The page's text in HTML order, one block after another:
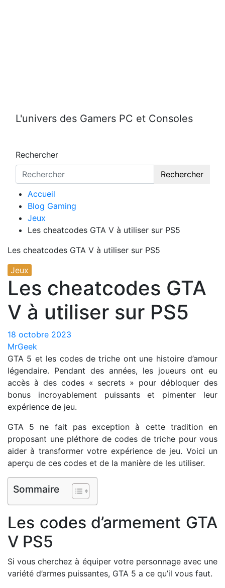
L'univers des Gamers PC et Consoles
Rechercher
Rechercher
Accueil
Blog Gaming
Jeux
Les cheatcodes GTA V à utiliser sur PS5
Les cheatcodes GTA V à utiliser sur PS5
Jeux
Les cheatcodes GTA
V à utiliser sur PS5
18 octobre 2023
MrGeek
GTA 5 et les codes de triche ont une histoire d’amour
légendaire. Pendant des années, les joueurs ont eu
accès à des codes « secrets » pour débloquer des
bonus incroyablement puissants et pimenter leur
expérience de jeu.
GTA 5 ne fait pas exception à cette tradition en
proposant une pléthore de codes de triche pour vous
aider à transformer votre expérience de jeu. Voici un
aperçu de ces codes et de la manière de les utiliser.
Sommaire
Les codes d’armement GTA
V PS5
Si vous cherchez à équiper votre personnage avec une
variété d’armes puissantes, GTA 5 a ce qu’il vous faut.